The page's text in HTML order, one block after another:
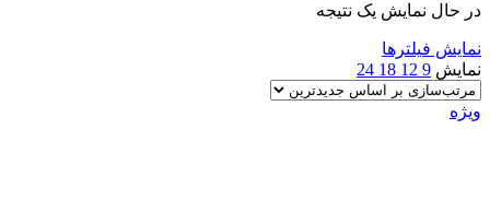
در حال نمایش یک نتیجه
نمایش فیلترها
نمایش 9
12
18
24
ویژه